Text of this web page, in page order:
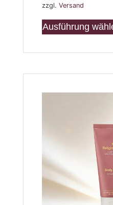
zzgl. Versand
Ausführung